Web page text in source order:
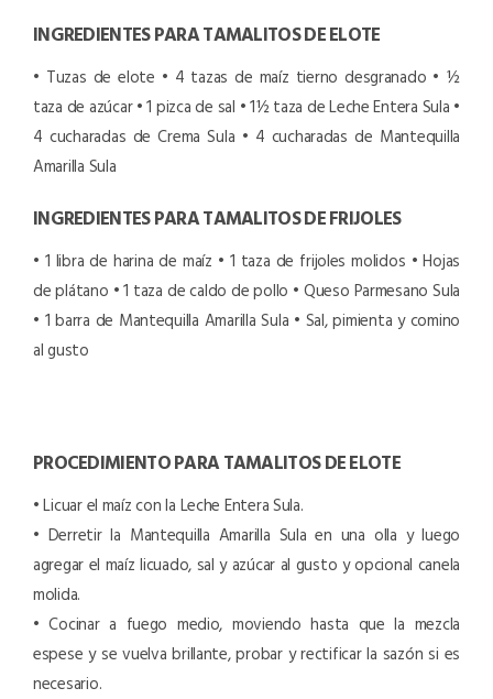
INGREDIENTES PARA TAMALITOS DE ELOTE
• Tuzas de elote • 4 tazas de maíz tierno desgranado • ½
taza de azúcar • 1 pizca de sal • 1½ taza de Leche Entera Sula •
4 cucharadas de Crema Sula • 4 cucharadas de Mantequilla
Amarilla Sula
INGREDIENTES PARA TAMALITOS DE FRIJOLES
• 1 libra de harina de maíz • 1 taza de frijoles molidos • Hojas
de plátano • 1 taza de caldo de pollo • Queso Parmesano Sula
• 1 barra de Mantequilla Amarilla Sula • Sal, pimienta y comino
al gusto
PROCEDIMIENTO PARA TAMALITOS DE ELOTE
• Licuar el maíz con la Leche Entera Sula.
• Derretir la Mantequilla Amarilla Sula en una olla y luego
agregar el maíz licuado, sal y azúcar al gusto y opcional canela
molida.
• Cocinar a fuego medio, moviendo hasta que la mezcla
espese y se vuelva brillante, probar y rectificar la sazón si es
necesario.